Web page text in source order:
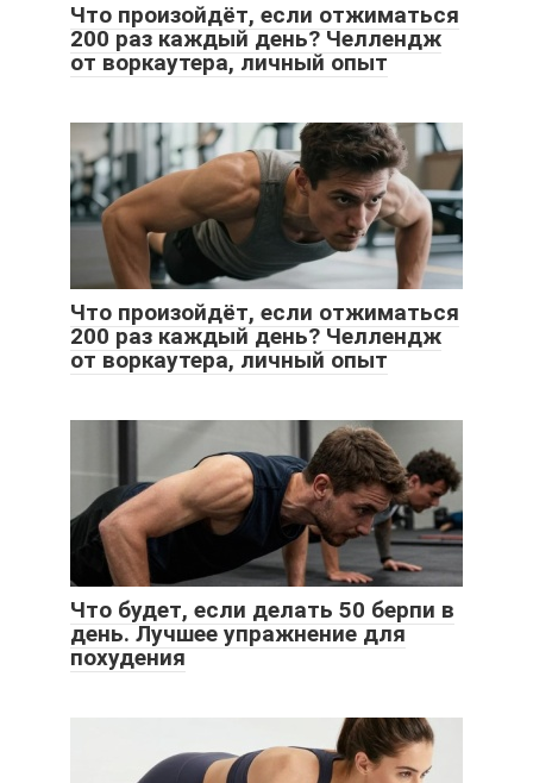
Что произойдёт, если отжиматься
200 раз каждый день? Челлендж
от воркаутера, личный опыт
Что произойдёт, если отжиматься
200 раз каждый день? Челлендж
от воркаутера, личный опыт
Что будет, если делать 50 берпи в
день. Лучшее упражнение для
похудения